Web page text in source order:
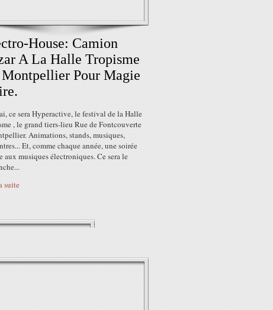
House: Camion
A La Halle Tropisme
Pour Magie
ce sera Hyperactive, le festival de la Halle
, le grand tiers-lieu Rue de Fontcouverte
Animations, stands, musiques,
Et, comme chaque année, une soirée
aux musiques électroniques. Ce sera le
suite